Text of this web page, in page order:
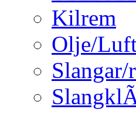
Kilrem
Olje/